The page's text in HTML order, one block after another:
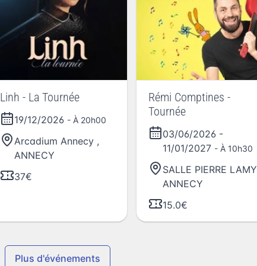
Linh - La Tournée
19/12/2026 - À 20h00
Arcadium Annecy ,
ANNECY
37€
Rémi Comptines -
Tournée
03/06/2026 -
11/01/2027 - À 10h30
SALLE PIERRE LAMY
ANNECY
15.0€
Plus d'événements